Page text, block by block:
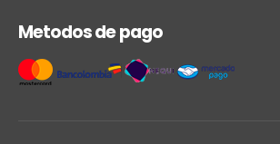
Metodos de pago